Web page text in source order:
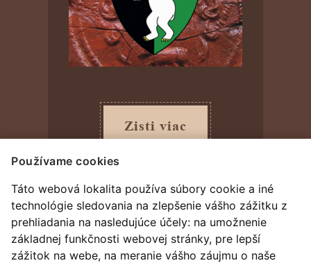
Používame cookies
Táto webová lokalita používa súbory cookie a iné
technológie sledovania na zlepšenie vášho zážitku z
prehliadania na nasledujúce účely: na umožnenie
základnej funkčnosti webovej stránky, pre lepší
zážitok na webe, na meranie vášho záujmu o naše
Zisti viac